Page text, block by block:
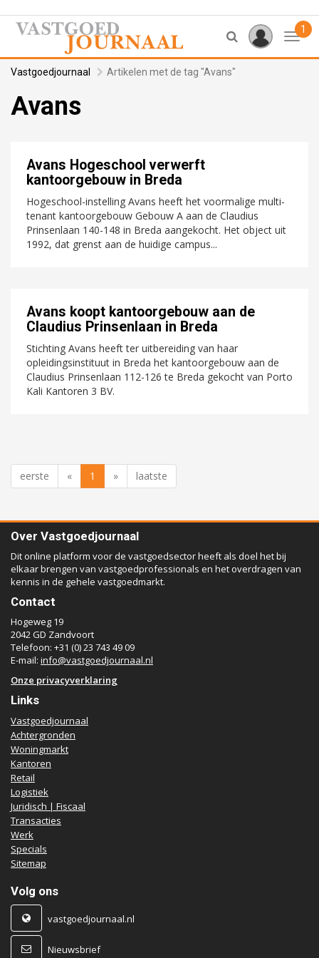
1
Vastgoedjournaal Artikelen met de tag "Avans"
Avans
Avans Hogeschool verwerft
kantoorgebouw in Breda
Hogeschool-instelling Avans heeft het voormalige multi-
tenant kantoorgebouw Gebouw A aan de Claudius
Prinsenlaan 140-148 in Breda aangekocht. Het object uit
1992, dat grenst aan de huidige campus...
Avans koopt kantoorgebouw aan de
Claudius Prinsenlaan in Breda
Stichting Avans heeft ter uitbereiding van haar
opleidingsinstituut in Breda het kantoorgebouw aan de
Claudius Prinsenlaan 112-126 te Breda gekocht van Porto
Kali Kantoren 3 BV.
eerste « 1 » laatste
Over Vastgoedjournaal
Dit online platform voor de vastgoedsector heeft als doel het bij
elkaar brengen van vastgoedprofessionals en het overdragen van
kennis in de gehele vastgoedmarkt.
Contact
Hogeweg 19
2042 GD Zandvoort
Telefoon: +31 (0) 23 743 49 09
E-mail: info@vastgoedjournaal.nl
Onze privacyverklaring
Links
Vastgoedjournaal
Achtergronden
Woningmarkt
Kantoren
Retail
Logistiek
Juridisch | Fiscaal
Transacties
Werk
Specials
Sitemap
Volg ons
vastgoedjournaal.nl
Nieuwsbrief